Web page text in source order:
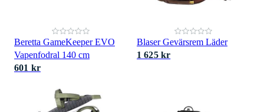
Beretta GameKeeper EVO
Vapenfodral 140 cm
601 kr
Blaser Gevärsrem Läder
1 625 kr